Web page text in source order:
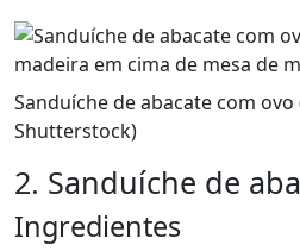
Sanduíche de abacate com
Shutterstock)
2. Sanduíche de
Ingredientes